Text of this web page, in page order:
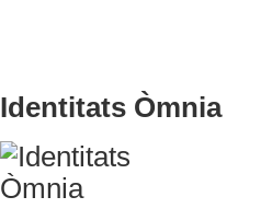
Identitats Òmnia